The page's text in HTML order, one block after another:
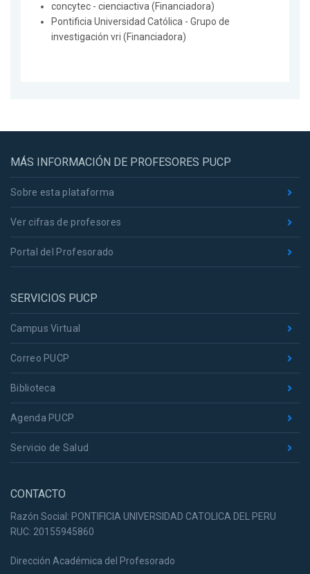
concytec - cienciactiva (Financiadora)
Pontificia Universidad Católica - Grupo de
investigación vri (Financiadora)
MÁS INFORMACIÓN DE PROFESORES PUCP
Sobre esta plataforma
Ver cifras de profesores
Portal del Profesorado
SERVICIOS PUCP
Campus Virtual
Correo PUCP
Biblioteca
Agenda PUCP
Servicio de Salud
CONTACTO
Razón Social: PONTIFICIA UNIVERSIDAD CATOLICA DEL PERU
RUC: 20155945860
Dirección Académica del Profesorado